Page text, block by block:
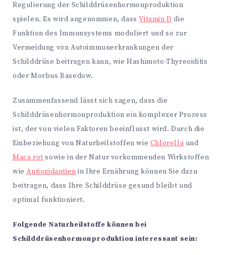
Regulierung der Schilddrüsenhormonproduktion
spielen. Es wird angenommen, dassVitamin D die
Funktion des Immunsystems moduliert und so zur
Vermeidung von Autoimmunerkrankungen der
Schilddrüse beitragen kann, wie Hashimoto-Thyreoiditis
oder Morbus Basedow.
Zusammenfassend lässt sich sagen, dass die
Schilddrüsenhormonproduktion ein komplexer Prozess
ist, der von vielen Faktoren beeinflusst wird. Durch die
Einbeziehung von Naturheilstoffen wie Chlorella und
Maca rot sowie in der Natur vorkommenden Wirkstoffen
wieAntioxidantien in Ihre Ernährung können Sie dazu
beitragen, dass Ihre Schilddrüse gesund bleibt und
optimal funktioniert.
Folgende Naturheilstoffe können bei
Schilddrüsenhormonproduktion interessant sein: